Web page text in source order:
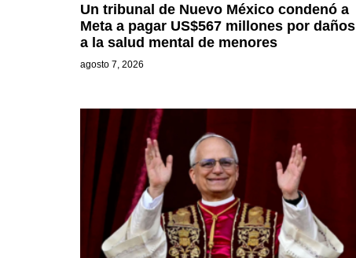
Un tribunal de Nuevo México condenó a
Meta a pagar US$567 millones por daños
a la salud mental de menores
agosto 7, 2026